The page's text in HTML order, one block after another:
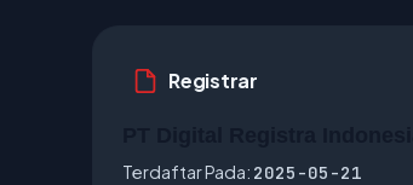
Registrar
Terdaftar Pada: 2025-05-21